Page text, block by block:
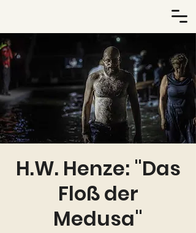
H.W. Henze: "Das
Floß der
Medusa"